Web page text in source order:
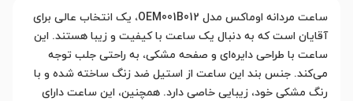
ساعت مردانه اوماکس مدل OEM001B012، یک انتخاب عالی برای
آقایان است که به دنبال یک ساعت با کیفیت و زیبا هستند. این
ساعت با طراحی دایره‌ای و صفحه مشکی، به راحتی جلب توجه
می‌کند. جنس بند این ساعت از استیل ضد زنگ ساخته شده و با
رنگ مشکی خود، زیبایی خاصی دارد. همچنین، این ساعت دارای